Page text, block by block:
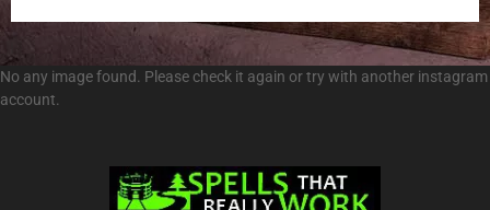
No any image found. Please check it again or try with another instagram
account.